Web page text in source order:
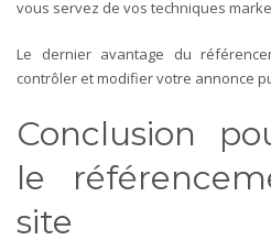
vous servez de vos techniques
Le dernier avantage du
contrôler et modifier votre annonce
Conclusion
le
site